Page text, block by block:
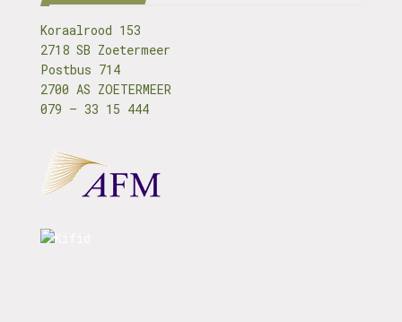
Koraalrood 153
2718 SB Zoetermeer
Postbus 714
2700 AS ZOETERMEER
079 – 33 15 444